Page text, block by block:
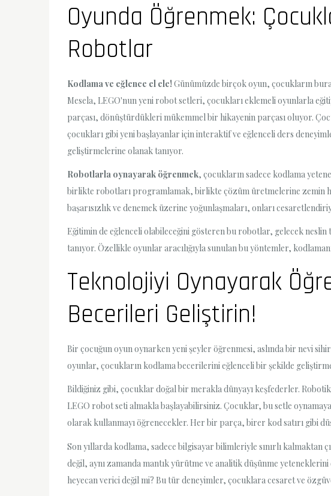
Oyunda Öğrenmek:
Robotlar
Kodlama ve eğlence el ele! Günümüzde birçok oyun, çocukların
Mesela, LEGO'nun yeni robot setleri, çocukları eklemeli oyunlarla
parçası, dönüştürdükleri mükemmel bir hikayenin parçası oluyor.
çocukları gibi yeni başlayanlar için interaktif ve eğlenceli ders
geliştirmelerine olanak tanıyor.
Robotlarla oynayarak öğrenmek, çocukların sadece kodlama
birlikte robotları programlamak, birlikte çözüm üretmelerine zemin
başarısızlık ve denemek üzerine yoğunlaşmaları, onları
Eğitimin de eğlenceli olabileceğini gösteren bu robotlar, gelecek
tanıyor. Özellikle oyunlar aracılığıyla sunulan bu yöntemler,
Teknolojiyi Oynayarak
Becerileri Geliştirin!
Bir çocuğun oyun oynarken yeni şeyler öğrenmesi, aslında bir nevi
oyunlar, çocukların kodlama becerilerini eğlenceli bir şekilde
Bildiğiniz gibi, çocuklar doğal bir merakla dünyayı keşfederler.
LEGO robot seti almakla başlayabilirsiniz. Çocuklar, bu setle
olarak kullanmayı öğrenecekler. Her bir parça, birer kod satırı gibi
Son yıllarda kodlama, sadece bilgisayar bilimleriyle sınırlı
değil, aynı zamanda mantık yürütme ve analitik düşünme
heyecan verici değil mi? Bu tür deneyimler, çocuklara cesaret ve